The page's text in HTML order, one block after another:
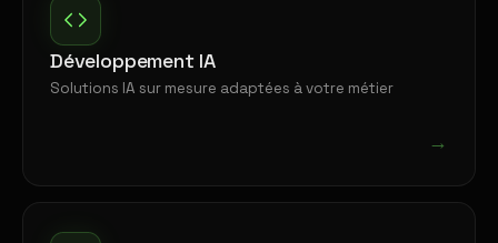
Développement IA
Solutions IA sur mesure adaptées à votre métier
→